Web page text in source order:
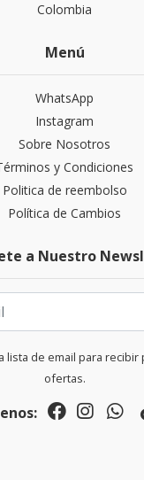
Colombia
Menú
WhatsApp
Instagram
Sobre Nosotros
y Condiciones
Politica de reembolso
Política de Cambios
a Nuestro
lista de email para recibir
ofertas.